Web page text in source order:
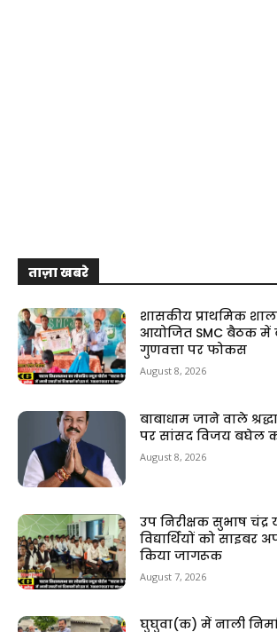
ताज़ा खबरे
शासकीय प्राथमिक
आयोजित SMC बैठक में
गुणवत्ता पर फोकस
August 8, 2026
बाबाधाम जाने वाले
पर सांसद विजय बघेल
August 8, 2026
उप निरीक्षक सुभाष चंद्र
विद्यार्थियों को साइबर
किया जागरूक
August 7, 2026
घुघुवा(क) में नाली